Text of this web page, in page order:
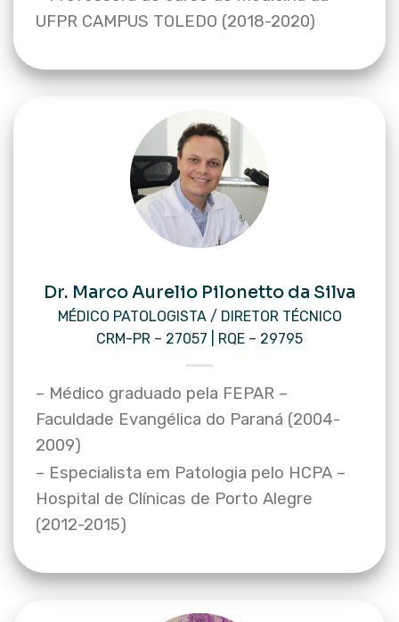
UFPR CAMPUS TOLEDO (2018-2020)
Dr. Marco Aurelio Pilonetto da Silva
MÉDICO PATOLOGISTA / DIRETOR TÉCNICO
CRM-PR – 27057 | RQE – 29795
– Médico graduado pela FEPAR –
Faculdade Evangélica do Paraná (2004-
2009)
– Especialista em Patologia pelo HCPA –
Hospital de Clínicas de Porto Alegre
(2012-2015)